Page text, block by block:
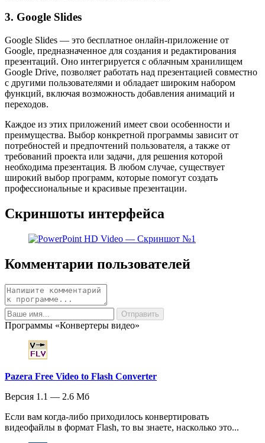
3. Google Slides
Google Slides — это бесплатное онлайн-приложение от
Google, предназначенное для создания и редактирования
презентаций. Оно интегрируется с облачным хранилищем
Google Drive, позволяет работать над презентацией совместно
с другими пользователями и обладает широким набором
функций, включая возможность добавления анимаций и
переходов.
Каждое из этих приложений имеет свои особенности и
преимущества. Выбор конкретной программы зависит от
потребностей и предпочтений пользователя, а также от
требований проекта или задачи, для решения которой
необходима презентация. В любом случае, существует
широкий выбор программ, которые помогут создать
профессиональные и красивые презентации.
Скриншоты интерфейса
Комментарии пользователей
Программы «Конвертеры видео»
Pazera Free Video to Flash Converter
Версия 1.1 — 2.6 Мб
Если вам когда-либо приходилось конвертировать
видеофайлы в формат Flash, то вы знаете, насколько это...